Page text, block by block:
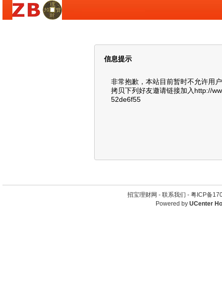
信息提示
非常抱歉，本站目前暂时不允许用
拷贝下列好友邀请链接加入http://
52de6f55
招宝理财网 - 联系我们 - 粤ICP备
Powered by UCenter